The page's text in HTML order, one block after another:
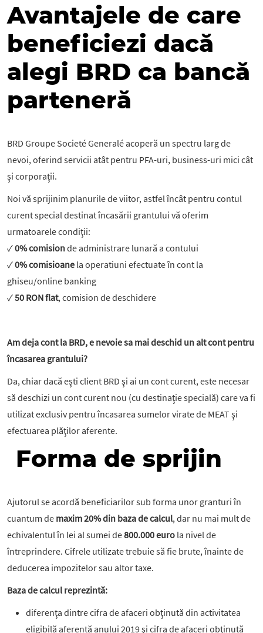
Avantajele de care
beneficiezi dacă
alegi BRD ca bancă
parteneră
BRD Groupe Societé Generalé acoperă un spectru larg de
nevoi, oferind servicii atât pentru PFA-uri, business-uri mici cât
şi corporaţii.
Noi vă sprijinim planurile de viitor, astfel încât pentru contul
curent special destinat încasării grantului vă oferim
urmatoarele condiţii:
✓0% comisionde administrare lunară a contului
✓0% comisioane la operatiuni efectuate în cont la
ghiseu/online banking
✓50 RON flat, comision de deschidere
Am deja cont la BRD, e nevoie sa mai deschid un alt cont pentru
încasarea grantului?
Da, chiar dacă eşti client BRD şi ai un cont curent, este necesar
să deschizi un cont curent nou (cu destinaţie specială) care va fi
utilizat exclusiv pentru încasarea sumelor virate de MEAT şi
efectuarea plăţilor aferente.
Forma de sprijin
Ajutorul se acordă beneficiarilor sub forma unor granturi în
cuantum de maxim 20% din baza de calcul, dar nu mai mult de
echivalentul în lei al sumei de800.000 euro la nivel de
întreprindere. Cifrele utilizate trebuie să fie brute, înainte de
deducerea impozitelor sau altor taxe.
Baza de calcul reprezintă:
diferenţa dintre cifra de afaceri obţinută din activitatea
eligibilă aferentă anului 2019 şi cifra de afaceri obţinută